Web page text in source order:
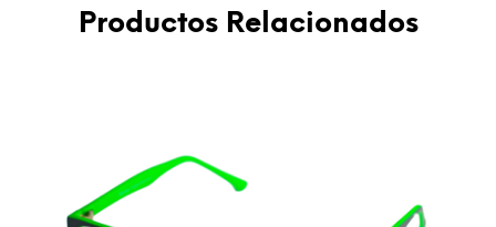
Productos Relacionados